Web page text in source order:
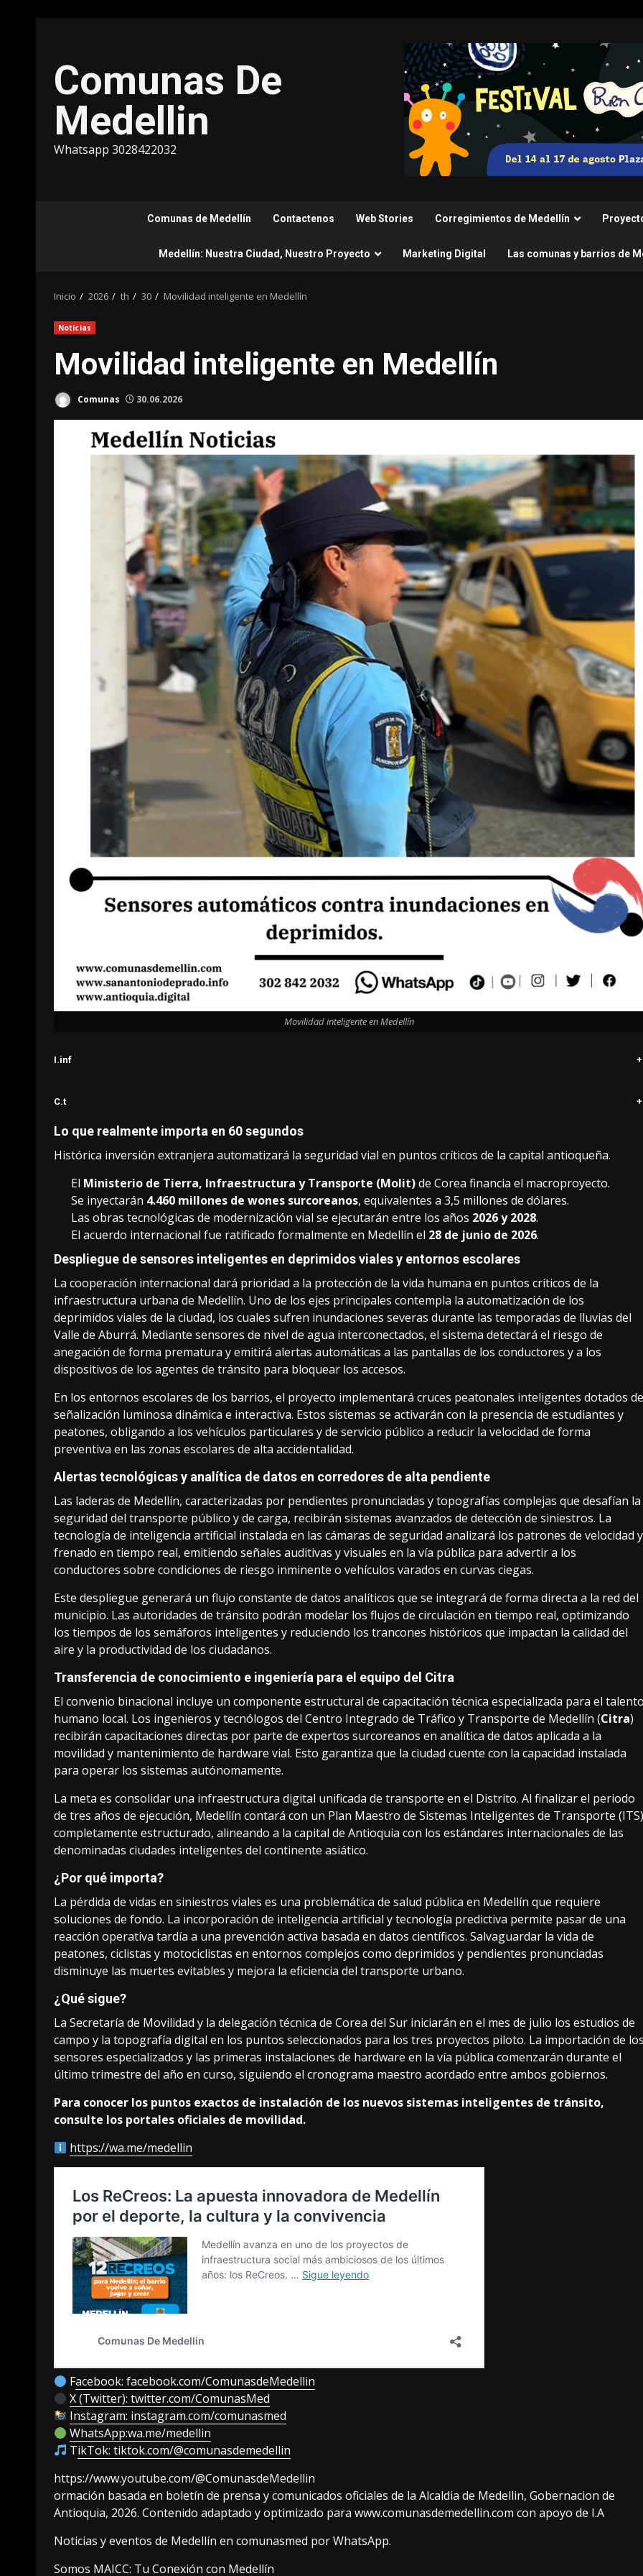
Comunas De
Medellin
Whatsapp 3028422032
Comunas de Medellín Contactenos Web Stories Corregimientos de Medellín
Medellín: Nuestra Ciudad, Nuestro Proyecto Marketing Digital Las comunas y barrios de
Inicio 2026 th 30 Movilidad inteligente en Medellín
Noticias
Movilidad inteligente en Medellín
Comunas 30.06.2026
Movilidad inteligente en Medellín
I.inf +
C.t +
Lo que realmente importa en 60 segundos
Histórica inversión extranjera automatizará la seguridad vial en puntos críticos de la capital antioqueña.
El Ministerio de Tierra, Infraestructura y Transporte (Molit)de Corea financia el macroproyecto.
Se inyectarán 4.460 millones de wones surcoreanos, equivalentes a 3,5 millones de dólares.
Las obras tecnológicas de modernización vial se ejecutarán entre los años 2026 y 2028.
El acuerdo internacional fue ratificado formalmente en Medellín el 28 de junio de 2026.
Despliegue de sensores inteligentes en deprimidos viales y entornos escolares
La cooperación internacional dará prioridad a la protección de la vida humana en puntos críticos de la
infraestructura urbana de Medellín. Uno de los ejes principales contempla la automatización de los
deprimidos viales de la ciudad, los cuales sufren inundaciones severas durante las temporadas de lluvias del
Valle de Aburrá. Mediante sensores de nivel de agua interconectados, el sistema detectará el riesgo de
anegación de forma prematura y emitirá alertas automáticas a las pantallas de los conductores y a los
dispositivos de los agentes de tránsito para bloquear los accesos.
En los entornos escolares de los barrios, el proyecto implementará cruces peatonales inteligentes dotados de
señalización luminosa dinámica e interactiva. Estos sistemas se activarán con la presencia de estudiantes y
peatones, obligando a los vehículos particulares y de servicio público a reducir la velocidad de forma
preventiva en las zonas escolares de alta accidentalidad.
Alertas tecnológicas y analítica de datos en corredores de alta pendiente
Las laderas de Medellín, caracterizadas por pendientes pronunciadas y topografías complejas que desafían la
seguridad del transporte público y de carga, recibirán sistemas avanzados de detección de siniestros. La
tecnología de inteligencia artificial instalada en las cámaras de seguridad analizará los patrones de velocidad y
frenado en tiempo real, emitiendo señales auditivas y visuales en la vía pública para advertir a los
conductores sobre condiciones de riesgo inminente o vehículos varados en curvas ciegas.
Este despliegue generará un flujo constante de datos analíticos que se integrará de forma directa a la red del
municipio. Las autoridades de tránsito podrán modelar los flujos de circulación en tiempo real, optimizando
los tiempos de los semáforos inteligentes y reduciendo los trancones históricos que impactan la calidad del
aire y la productividad de los ciudadanos.
Transferencia de conocimiento e ingeniería para el equipo del Citra
El convenio binacional incluye un componente estructural de capacitación técnica especializada para el
humano local. Los ingenieros y tecnólogos del Centro Integrado de Tráfico y Transporte de Medellín (Citra)
recibirán capacitaciones directas por parte de expertos surcoreanos en analítica de datos aplicada a la
movilidad y mantenimiento de hardware vial. Esto garantiza que la ciudad cuente con la capacidad instalada
para operar los sistemas autónomamente.
La meta es consolidar una infraestructura digital unificada de transporte en el Distrito. Al finalizar el periodo
de tres años de ejecución, Medellín contará con un Plan Maestro de Sistemas Inteligentes de Transporte (ITS)
completamente estructurado, alineando a la capital de Antioquia con los estándares internacionales de las
denominadas ciudades inteligentes del continente asiático.
¿Por qué importa?
La pérdida de vidas en siniestros viales es una problemática de salud pública en Medellín que requiere
soluciones de fondo. La incorporación de inteligencia artificial y tecnología predictiva permite pasar de una
reacción operativa tardía a una prevención activa basada en datos científicos. Salvaguardar la vida de
peatones, ciclistas y motociclistas en entornos complejos como deprimidos y pendientes pronunciadas
disminuye las muertes evitables y mejora la eficiencia del transporte urbano.
¿Qué sigue?
La Secretaría de Movilidad y la delegación técnica de Corea del Sur iniciarán en el mes de julio los estudios de
campo y la topografía digital en los puntos seleccionados para los tres proyectos piloto. La importación de
sensores especializados y las primeras instalaciones de hardware en la vía pública comenzarán durante el
último trimestre del año en curso, siguiendo el cronograma maestro acordado entre ambos gobiernos.
Para conocer los puntos exactos de instalación de los nuevos sistemas inteligentes de tránsito,
consulte los portales oficiales de movilidad.
https://wa.me/medellin
Facebook: facebook.com/ComunasdeMedellin
X (Twitter): twitter.com/ComunasMed
Instagram: instagram.com/comunasmed
WhatsApp:wa.me/medellin
TikTok: tiktok.com/@comunasdemedellin
https://www.youtube.com/@ComunasdeMedellin
ormación basada en boletín de prensa y comunicados oficiales de la Alcaldia de Medellin, Gobernacion de
Antioquia, 2026. Contenido adaptado y optimizado para www.comunasdemedellin.com con apoyo de I.A
Noticias y eventos de Medellín en comunasmed por WhatsApp.
Somos MAICC: Tu Conexión con Medellín